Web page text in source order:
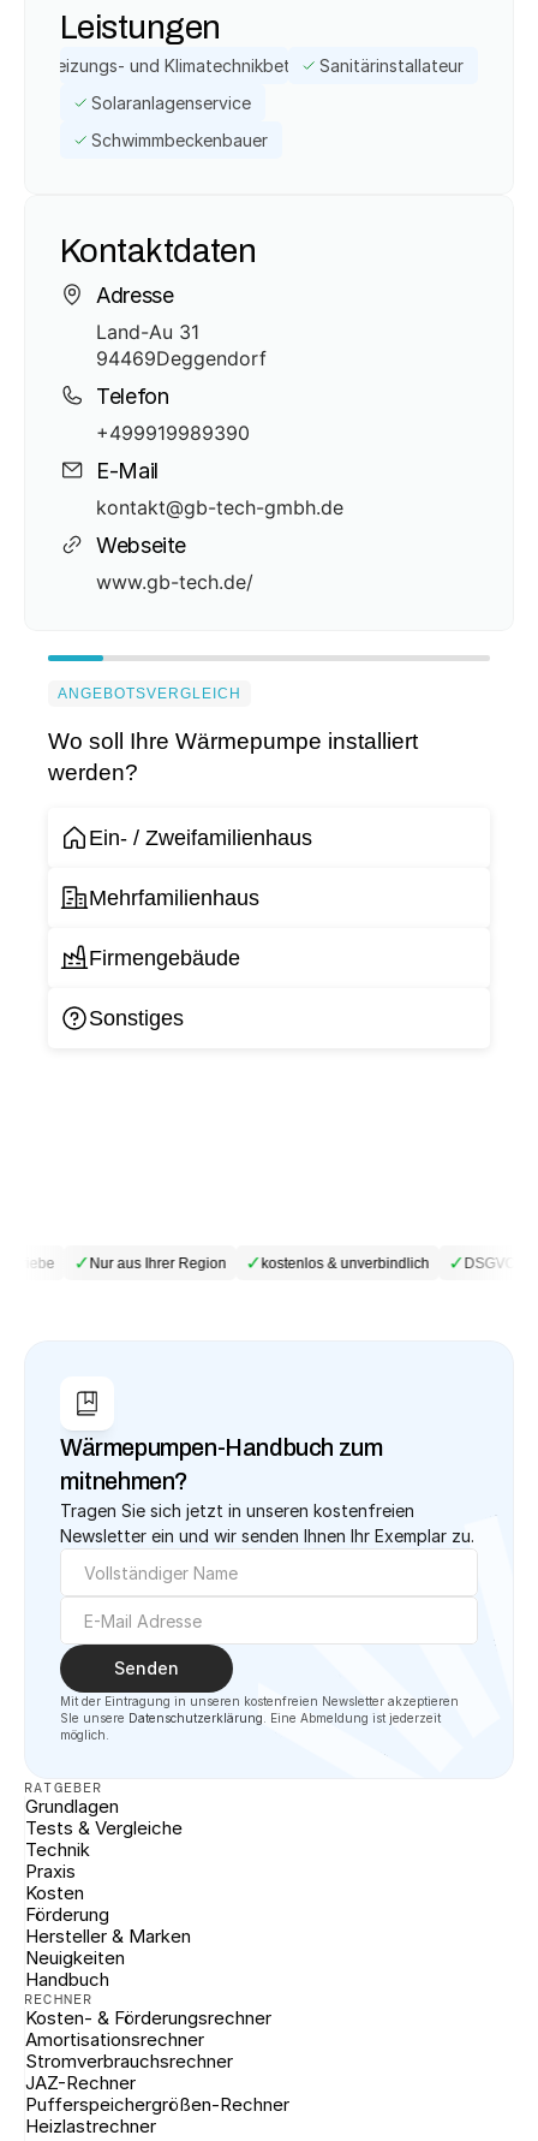
Leistungen
Heizungs- und KlimatechnikbetriebSanitärinstallateur
Solaranlagenservice
Schwimmbeckenbauer
Kontaktdaten
Adresse
Land-Au 31
94469Deggendorf
Telefon
+499919989390
E-Mail
kontakt@gb-tech-gmbh.de
Webseite
www.gb-tech.de/
ANGEBOTSVERGLEICH
Wo soll Ihre Wärmepumpe installiert
werden?
Ein- / Zweifamilienhaus
Mehrfamilienhaus
Firmengebäude
Sonstiges
✓Nur aus Ihrer Region ✓kostenlos & unverbindlich ✓DSGVO-
Wärmepumpen-Handbuch zum
mitnehmen?
Tragen Sie sich jetzt in unseren kostenfreien
Newsletter ein und wir senden Ihnen Ihr Exemplar zu.
Senden
Mit der Eintragung in unseren kostenfreien Newsletter akzeptieren
SIe unsere Datenschutzerklärung . Eine Abmeldung ist jederzeit
möglich.
RATGEBER
Grundlagen
Tests & Vergleiche
Technik
Praxis
Kosten
Förderung
Hersteller & Marken
Neuigkeiten
Handbuch
RECHNER
Kosten- & Förderungsrechner
Amortisationsrechner
Stromverbrauchsrechner
JAZ-Rechner
Pufferspeichergrößen-Rechner
Heizlastrechner